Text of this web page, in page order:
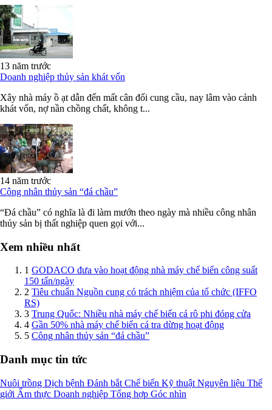
13 năm trước
Doanh nghiệp thủy sản khát vốn
Xây nhà máy ồ ạt dẫn đến mất cân đối cung cầu, nay lâm vào cảnh
khát vốn, nợ nần chồng chất, không t...
14 năm trước
Công nhân thủy sản “đá chầu”
“Đá chầu” có nghĩa là đi làm mướn theo ngày mà nhiều công nhân
thủy sản bị thất nghiệp quen gọi với...
Xem nhiều nhất
1 GODACO đưa vào hoạt động nhà máy chế biến công suất
150 tấn/ngày
2 Tiêu chuẩn Nguồn cung có trách nhiệm của tổ chức (IFFO
RS)
3 Trung Quốc: Nhiều nhà máy chế biến cá rô phi đóng cửa
4 Gần 50% nhà máy chế biến cá tra dừng hoạt động
5 Công nhân thủy sản “đá chầu”
Danh mục tin tức
Nuôi trồng Dịch bệnh Đánh bắt Chế biến Kỹ thuật Nguyên liệu Thế
giới Ẩm thực Doanh nghiệp Tổng hợp Góc nhìn